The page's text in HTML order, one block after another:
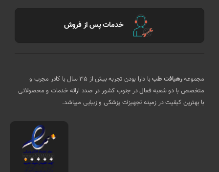
خدمات پس از فروش
مجموعهرهیافت طب
با دارا بودن تجربه بیش از 35 سال با کادر مجرب و
متخصص با دو شعبه فعال در جنوب کشور در صدد ارائه خدمات و محصولاتی
با بهترین کیفیت در زمینه تجهیزات پزشکی و زیبایی میباشد.